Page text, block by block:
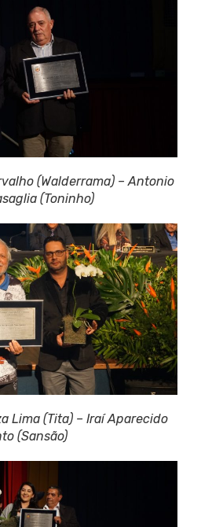
(Walderrama) – Antonio
(Toninho)
Lima (Tita) – Iraí Aparecido
(Sansão)